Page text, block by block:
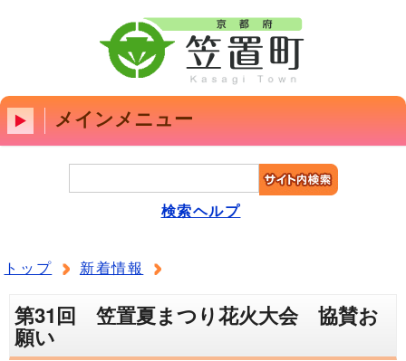
メインメニュー
検索ヘルプ
トップ 新着情報
第31回 笠置夏まつり花火大会 協賛お
願い